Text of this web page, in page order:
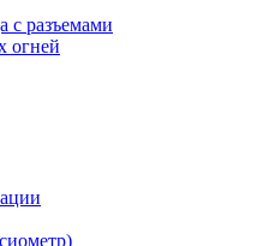
с разъемами
огней